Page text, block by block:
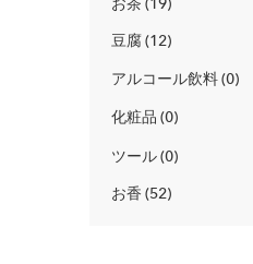
豆腐 12
アルコール飲料 0
化粧品 0
ツール 0
お香 52